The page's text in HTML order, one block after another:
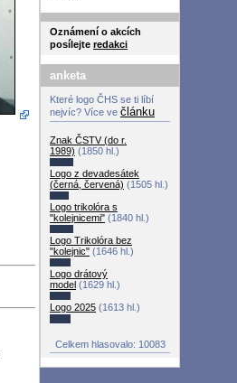
Oznámení o akcích
posílejte redakci
anketa
Které logo ČHS se ti líbí
nejvíc? Více ve článku
Znak ČSTV (do r.
1989) (1850 hl.)
Logo z devadesátek
(černá, červená) (1505 hl.)
Logo trikolóra s
"kolejnicemi" (1840 hl.)
Logo Trikolóra bez
"kolejnic" (1646 hl.)
Logo drátový
model (1629 hl.)
Logo 2025 (1613 hl.)
Celkem hlasovalo: 10083